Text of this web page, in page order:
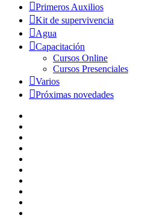
Primeros Auxilios
Kit de supervivencia
Agua
Capacitación
Cursos Online
Cursos Presenciales
Varios
Próximas novedades